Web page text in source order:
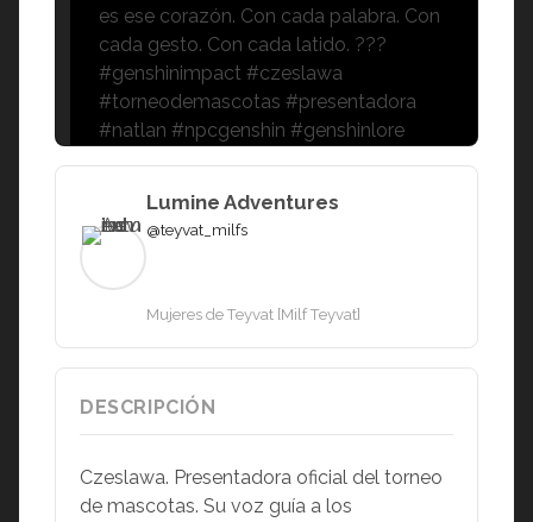
es ese corazón. Con cada palabra. Con
cada gesto. Con cada latido. ???
#genshinimpact #czeslawa
#torneodemascotas #presentadora
#natlan #npcgenshin #genshinlore
Lumine Adventures
@teyvat_milfs
Mujeres de Teyvat [Milf Teyvat]
DESCRIPCIÓN
Czeslawa. Presentadora oficial del torneo
de mascotas. Su voz guía a los